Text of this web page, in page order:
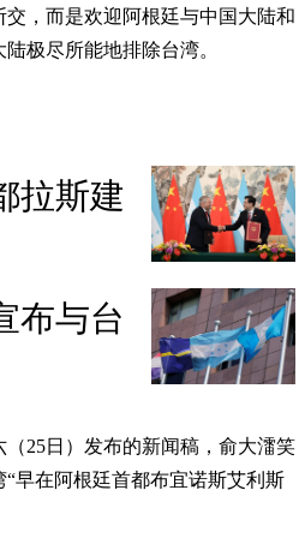
，而是欢迎阿根廷与中国大陆和
极尽所能地排除台湾。
拉斯建
布与台
25日）发布的新闻稿，俞大㵢笑
早在阿根廷首都布宜诺斯艾利斯